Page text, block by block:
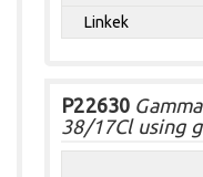
Linkek
P22630
38/17Cl using